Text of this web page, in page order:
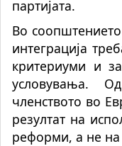
партијата.
Во
интеграција
критериуми и
условувања.
членството во
резултат на
реформи, а не